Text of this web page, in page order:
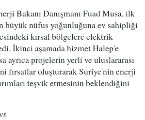
Bakanı Danışmanı Fuad Musa, ilk
büyük nüfus yoğunluğuna ev sahipliği
kırsal bölgelere elektrik
İkinci aşamada hizmet Halep'e
ayrıca projelerin yerli ve uluslararası
fırsatlar oluşturarak Suriye'nin enerji
teşvik etmesinin beklendiğini